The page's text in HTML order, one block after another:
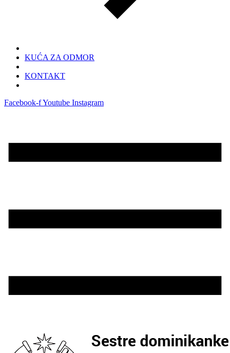
KUĆA ZA ODMOR
KONTAKT
Facebook-fYoutube Instagram